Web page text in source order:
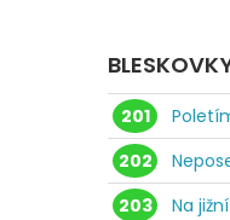
201
202
203
Na